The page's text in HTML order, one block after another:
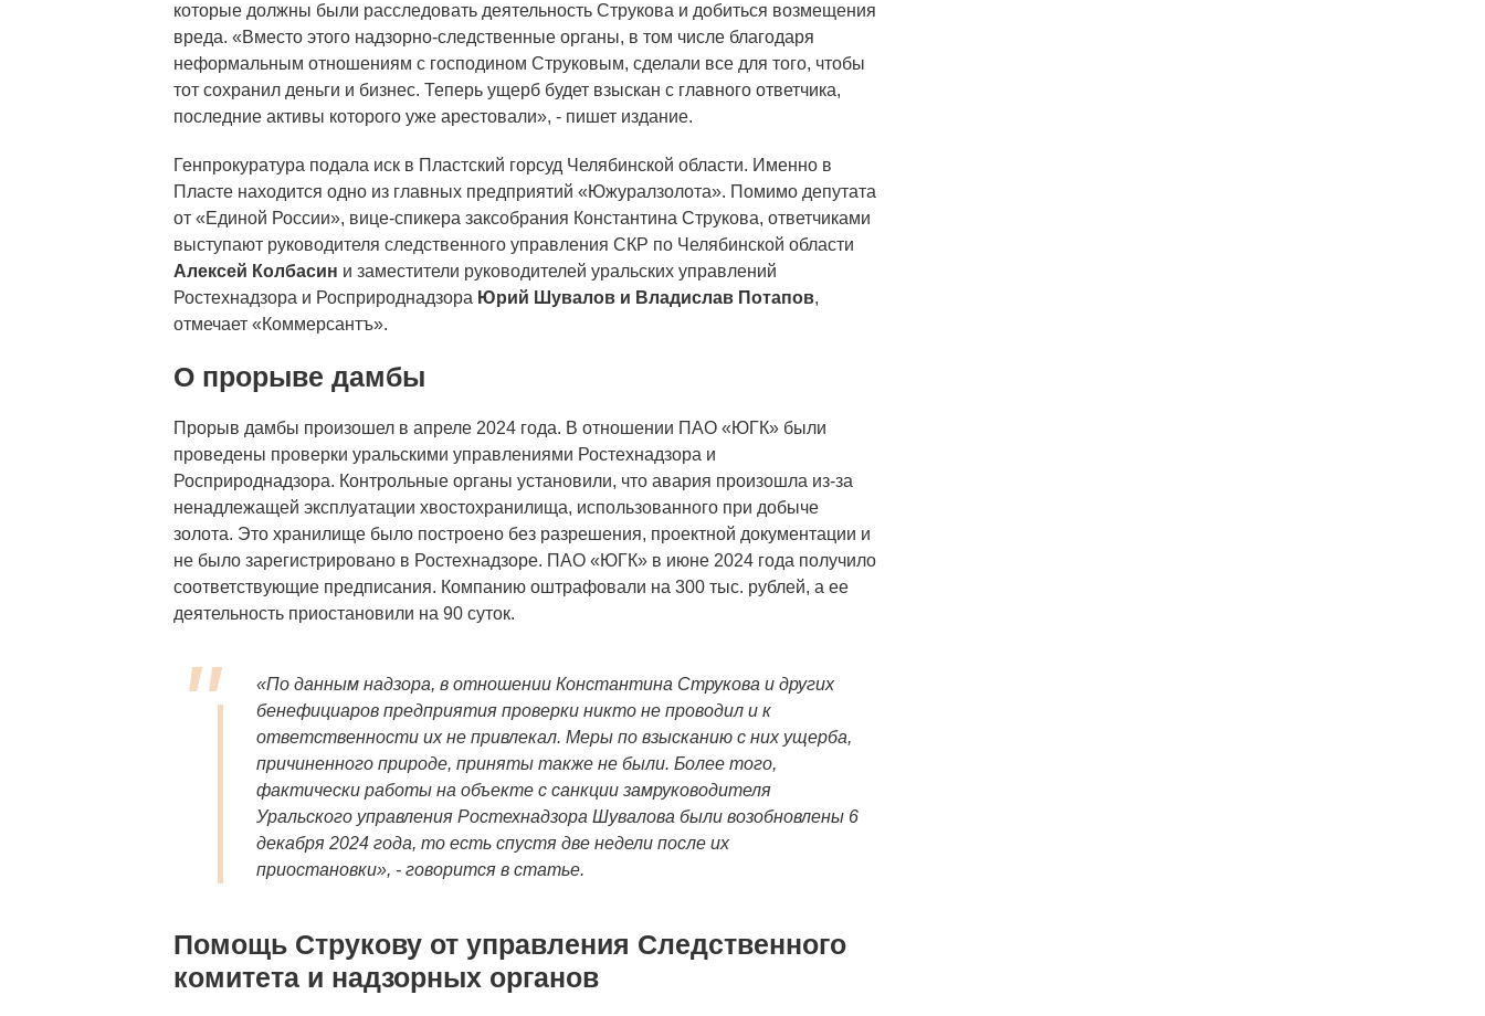
которые должны были расследовать деятельность Струкова и добиться возмещения
вреда. «Вместо этого надзорно-следственные органы, в том числе благодаря
неформальным отношениям с господином Струковым, сделали все для того, чтобы
тот сохранил деньги и бизнес. Теперь ущерб будет взыскан с главного ответчика,
последние активы которого уже арестовали», - пишет издание.
Генпрокуратура подала иск в Пластский горсуд Челябинской области. Именно в
Пласте находится одно из главных предприятий «Южуралзолота». Помимо депутата
от «Единой России», вице-спикера заксобрания Константина Струкова, ответчиками
выступают руководителя следственного управления СКР по Челябинской области
Алексей Колбасин и заместители руководителей уральских управлений
Ростехнадзора и Росприроднадзора Юрий Шувалов и Владислав Потапов,
отмечает «Коммерсантъ».
О прорыве дамбы
Прорыв дамбы произошел в апреле 2024 года. В отношении ПАО «ЮГК» были
проведены проверки уральскими управлениями Ростехнадзора и
Росприроднадзора. Контрольные органы установили, что авария произошла из-за
ненадлежащей эксплуатации хвостохранилища, использованного при добыче
золота. Это хранилище было построено без разрешения, проектной документации и
не было зарегистрировано в Ростехнадзоре. ПАО «ЮГК» в июне 2024 года получило
соответствующие предписания. Компанию оштрафовали на 300 тыс. рублей, а ее
деятельность приостановили на 90 суток.
«По данным надзора, в отношении Константина Струкова и других
бенефициаров предприятия проверки никто не проводил и к
ответственности их не привлекал. Меры по взысканию с них ущерба,
причиненного природе, приняты также не были. Более того,
фактически работы на объекте с санкции замруководителя
Уральского управления Ростехнадзора Шувалова были возобновлены 6
декабря 2024 года, то есть спустя две недели после их
приостановки», - говорится в статье.
Помощь Струкову от управления Следственного
комитета и надзорных органов